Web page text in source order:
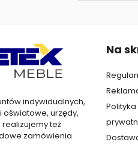
indywidualnych,
oświatowe, urzędy,
realizujemy też
zamówienia
Na
Polityka